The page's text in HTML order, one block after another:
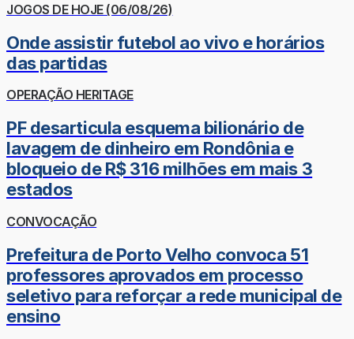
JOGOS DE HOJE (06/08/26)
Onde assistir futebol ao vivo e horários
das partidas
OPERAÇÃO HERITAGE
PF desarticula esquema bilionário de
lavagem de dinheiro em Rondônia e
bloqueio de R$ 316 milhões em mais 3
estados
CONVOCAÇÃO
Prefeitura de Porto Velho convoca 51
professores aprovados em processo
seletivo para reforçar a rede municipal de
ensino